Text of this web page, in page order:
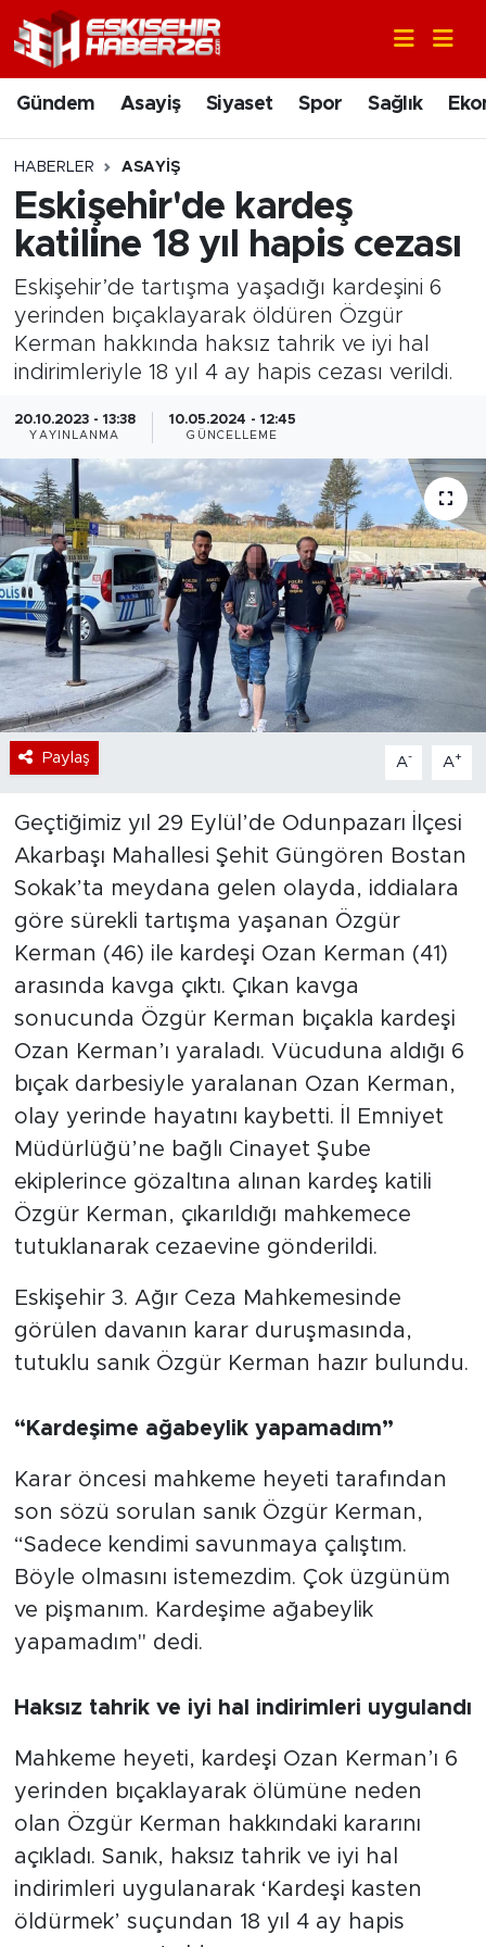
Gündem Asayiş Siyaset Spor Sağlık
HABERLER ASAYIŞ
Eskişehir'de kardeş
katiline 18 yıl hapis cezası
Eskişehir’de tartışma yaşadığı kardeşini 6
yerinden bıçaklayarak öldüren Özgür
Kerman hakkında haksız tahrik ve iyi hal
indirimleriyle 18 yıl 4 ay hapis cezası verildi.
20.10.2023 - 13:38
YAYINLANMA
10.05.2024 - 12:45
GÜNCELLEME
Paylaş A- A+
Geçtiğimiz yıl 29 Eylül’de Odunpazarı İlçesi
Akarbaşı Mahallesi Şehit Güngören Bostan
Sokak’ta meydana gelen olayda, iddialara
göre sürekli tartışma yaşanan Özgür
Kerman (46) ile kardeşi Ozan Kerman (41)
arasında kavga çıktı. Çıkan kavga
sonucunda Özgür Kerman bıçakla kardeşi
Ozan Kerman’ı yaraladı. Vücuduna aldığı 6
bıçak darbesiyle yaralanan Ozan Kerman,
olay yerinde hayatını kaybetti. İl Emniyet
Müdürlüğü’ne bağlı Cinayet Şube
ekiplerince gözaltına alınan kardeş katili
Özgür Kerman, çıkarıldığı mahkemece
tutuklanarak cezaevine gönderildi.
Eskişehir 3. Ağır Ceza Mahkemesinde
görülen davanın karar duruşmasında,
tutuklu sanık Özgür Kerman hazır bulundu.
“Kardeşime ağabeylik yapamadım”
Karar öncesi mahkeme heyeti tarafından
son sözü sorulan sanık Özgür Kerman,
“Sadece kendimi savunmaya çalıştım.
Böyle olmasını istemezdim. Çok üzgünüm
ve pişmanım. Kardeşime ağabeylik
yapamadım" dedi.
Haksız tahrik ve iyi hal indirimleri uygulandı
Mahkeme heyeti, kardeşi Ozan Kerman’ı 6
yerinden bıçaklayarak ölümüne neden
olan Özgür Kerman hakkındaki kararını
açıkladı. Sanık, haksız tahrik ve iyi hal
indirimleri uygulanarak ‘Kardeşi kasten
öldürmek’ suçundan 18 yıl 4 ay hapis
Gündem
Asayiş
Siyaset
Spor
Sağlık
Ekonomi
Eğitim
Sanat
Bölge
Teknoloji
Magazin
Dünya
Sektör
Nöbetçi Eczaneler
Hava Durumu
Trafik Durumu
Süper Lig Puan Durumu ve Fikstür
Tüm Manşetler
Son Dakika Haberleri
Haber Arşivi